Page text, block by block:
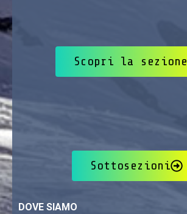
Scopri la sezione
Sottosezioni
DOVE SIAMO